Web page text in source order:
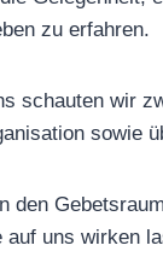
zu erfahren.
schauten wir
sowie
den
auf uns wirken